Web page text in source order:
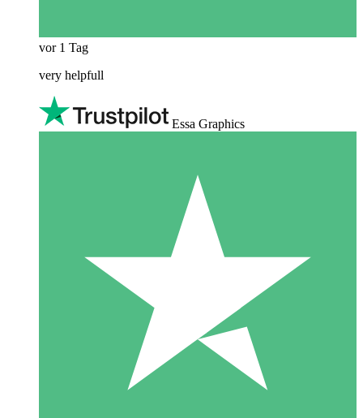
vor 1 Tag
very helpfull
Essa Graphics